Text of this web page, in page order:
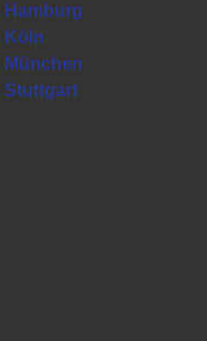
Hamburg
Köln
München
Stuttgart